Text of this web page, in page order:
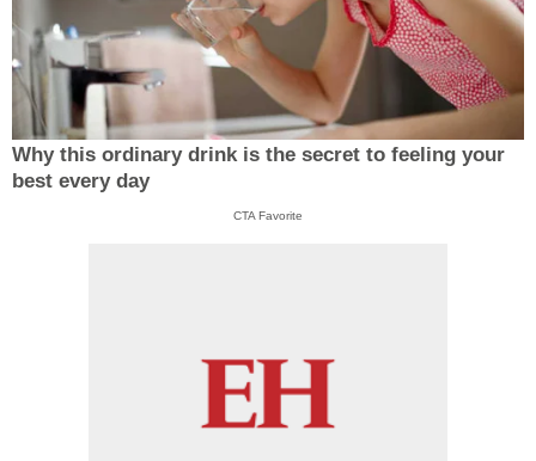
Why this ordinary drink is the secret to feeling your
best every day
CTA Favorite